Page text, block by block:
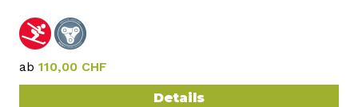
ab 110,00 CHF
Details